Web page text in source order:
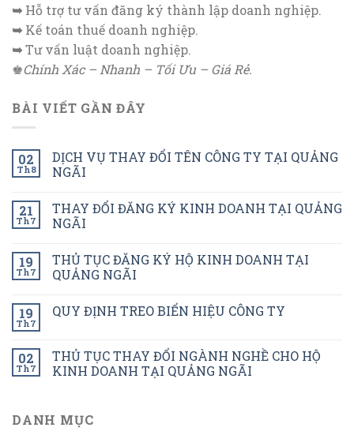
➥Hỗ trợ tư vấn đăng ký thành lập doanh nghiệp.
➥Kế toán thuế doanh nghiệp.
➥Tư vấn luật doanh nghiệp.
♚Chính Xác – Nhanh – Tối Ưu – Giá Rẻ.
BÀI VIẾT GẦN ĐÂY
02
Th8
DỊCH VỤ THAY ĐỔI TÊN CÔNG TY TẠI QUẢNG
NGÃI
21
Th7
THAY ĐỔI ĐĂNG KÝ KINH DOANH TẠI QUẢNG
NGÃI
19
Th7
THỦ TỤC ĐĂNG KÝ HỘ KINH DOANH TẠI
QUẢNG NGÃI
19
Th7
QUY ĐỊNH TREO BIỂN HIỆU CÔNG TY
02
Th7
THỦ TỤC THAY ĐỔI NGÀNH NGHỀ CHO HỘ
KINH DOANH TẠI QUẢNG NGÃI
DANH MỤC